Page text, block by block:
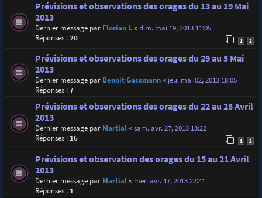
Prévisions et observations des orages du 13 au 19 Mai
2013
Dernier message par Florian L« dim. mai 19, 2013 11:05
Réponses :20 1 2
Prévisions et observations des orages du 29 au 5 Mai
2013
Dernier message par Benoit Gassmann« jeu. mai 02, 2013 18:05
Réponses :7
Prévisions et observations des orages du 22 au 28 Avril
2013
Dernier message par Martial« sam. avr. 27, 2013 13:22
Réponses : 16 1 2
Prévisions et observation des orages du 15 au 21 Avril
2013
Dernier message par Martial« mer. avr. 17, 2013 22:41
Réponses : 1